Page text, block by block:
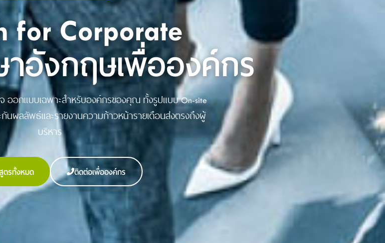
for Corporate
อังกฤษเพื่อองค์กร
ออกแบบเฉพาะสำหรับองค์กรของคุณ ทั้งรูปแบบ On-site
กันผลลัพธ์และรายงานความก้าวหน้ารายเดือนส่งตรงถึงผู้
บริหาร
ตรทั้งหมด ติดต่อเพื่อองค์กร